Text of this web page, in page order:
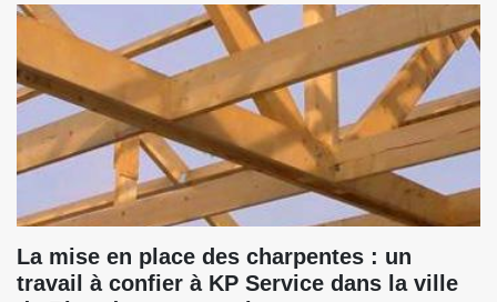
La mise en place des charpentes : un
travail à confier à KP Service dans la ville